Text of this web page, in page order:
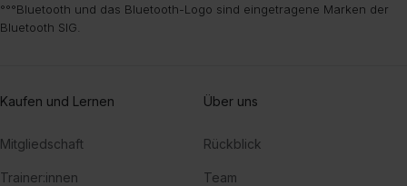
°°°Bluetooth und das Bluetooth-Logo sind eingetragene Marken der
Bluetooth SIG.
Kaufen und Lernen
Mitgliedschaft
Trainer:innen
Über uns
Rückblick
Team